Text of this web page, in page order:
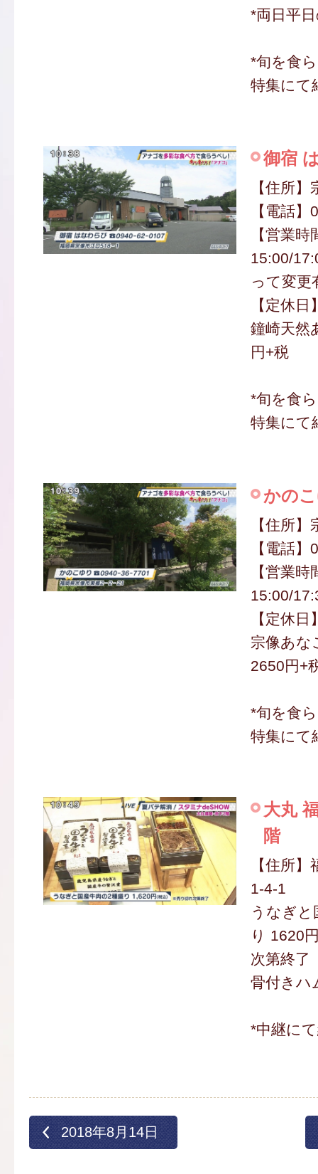
*両日平
*旬を食
特集にて
御宿
【住所
【電話
【営業
15:00/
って変更
【定休
鐘崎天然
円+税
*旬を食
特集にて
かの
【住所
【電話
【営業
15:00/
【定休
宗像あな
2650円+
*旬を食
特集にて
大丸
階
【住所
1-4-1
うなぎと
り 1620
次第終了
骨付きハ
*中継に
2018年8月14日